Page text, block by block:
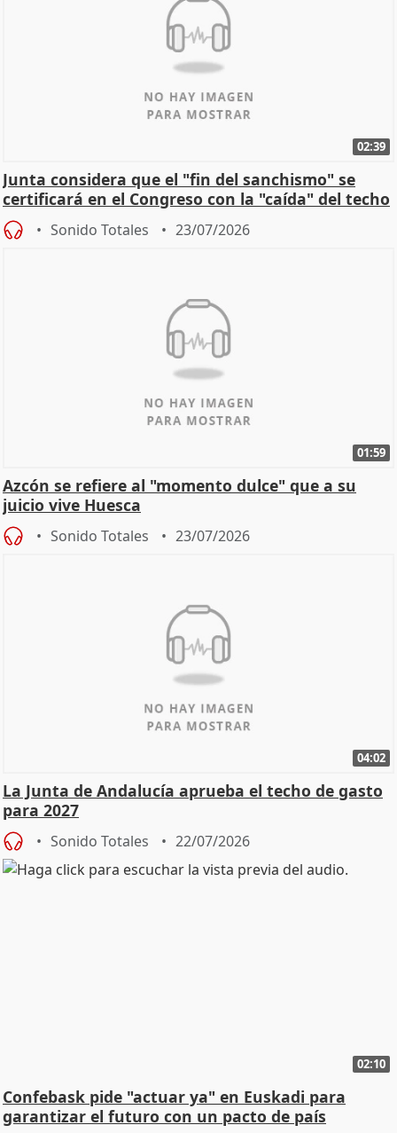
02:39
Junta considera que el "fin del sanchismo" se
certificará en el Congreso con la "caída" del techo
de
Sonido Totales 23/07/2026
01:59
Azcón se refiere al "momento dulce" que a su
juicio vive Huesca
Sonido Totales 23/07/2026
04:02
La Junta de Andalucía aprueba el techo de gasto
para 2027
Sonido Totales 22/07/2026
02:10
Confebask pide "actuar ya" en Euskadi para
garantizar el futuro con un pacto de país